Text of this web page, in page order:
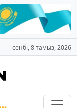
сенбі, 8 тамыз, 2026